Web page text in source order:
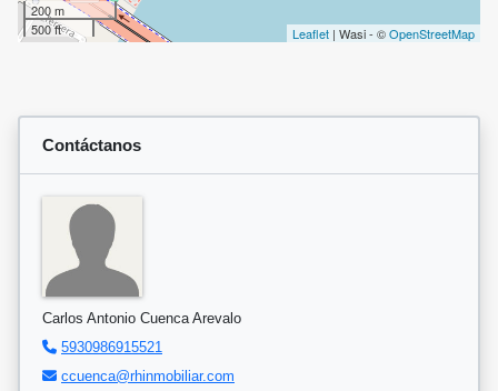
200 m
500 ft
Leaflet | Wasi - ©OpenStreetMap
Contáctanos
Carlos Antonio Cuenca Arevalo
5930986915521
ccuenca@rhinmobiliar.com